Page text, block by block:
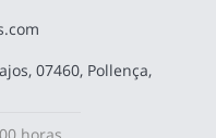
07460, Pollença,